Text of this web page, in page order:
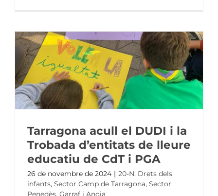
Tarragona acull el DUDI i la
Trobada d’entitats de lleure
educatiu de CdT i PGA
26 de novembre de 2024 | 20-N: Drets dels
infants, Sector Camp de Tarragona, Sector
Penedès, Garraf i Anoia